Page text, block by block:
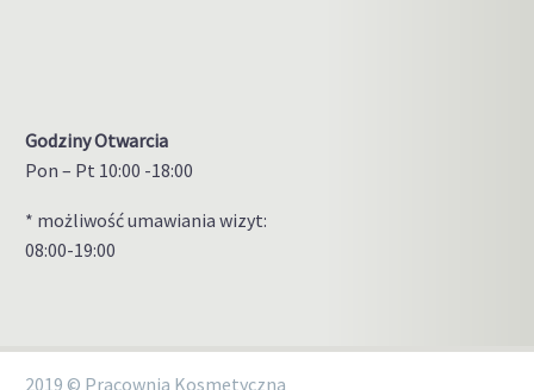
Godziny Otwarcia
Pon – Pt 10:00 -18:00
* możliwość umawiania wizyt:
08:00-19:00
2019 © Pracownia Kosmetyczna